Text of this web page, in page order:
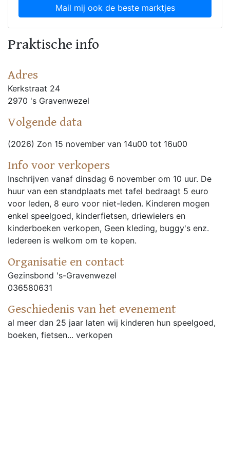
Mail mij ook de beste marktjes
Praktische info
Adres
Kerkstraat 24
2970 's Gravenwezel
Volgende data
(2026) Zon 15 november van 14u00 tot 16u00
Info voor verkopers
Inschrijven vanaf dinsdag 6 november om 10 uur. De
huur van een standplaats met tafel bedraagt 5 euro
voor leden, 8 euro voor niet-leden. Kinderen mogen
enkel speelgoed, kinderfietsen, driewielers en
kinderboeken verkopen, Geen kleding, buggy's enz.
Iedereen is welkom om te kopen.
Organisatie en contact
Gezinsbond 's-Gravenwezel
036580631
Geschiedenis van het evenement
al meer dan 25 jaar laten wij kinderen hun speelgoed,
boeken, fietsen... verkopen